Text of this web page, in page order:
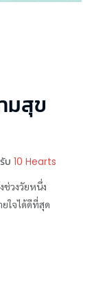
มสุข
บ 10 Hearts
ช่วงวัยหนึ่ง
ใจได้ดีที่สุด